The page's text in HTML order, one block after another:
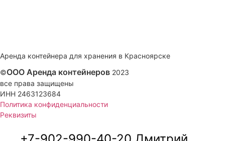
Аренда контейнера для хранения в Красноярске
©ООО Аренда контейнеров 2023
все права защищены
ИНН 2463123684
Политика конфиденциальности
Реквизиты